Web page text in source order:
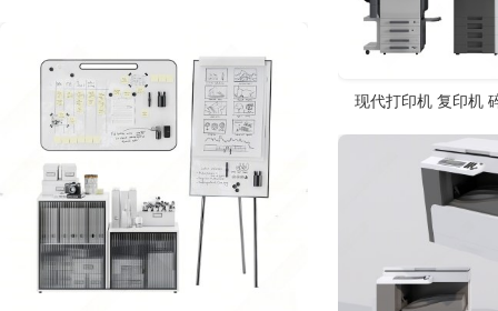
现代打印机 复印机